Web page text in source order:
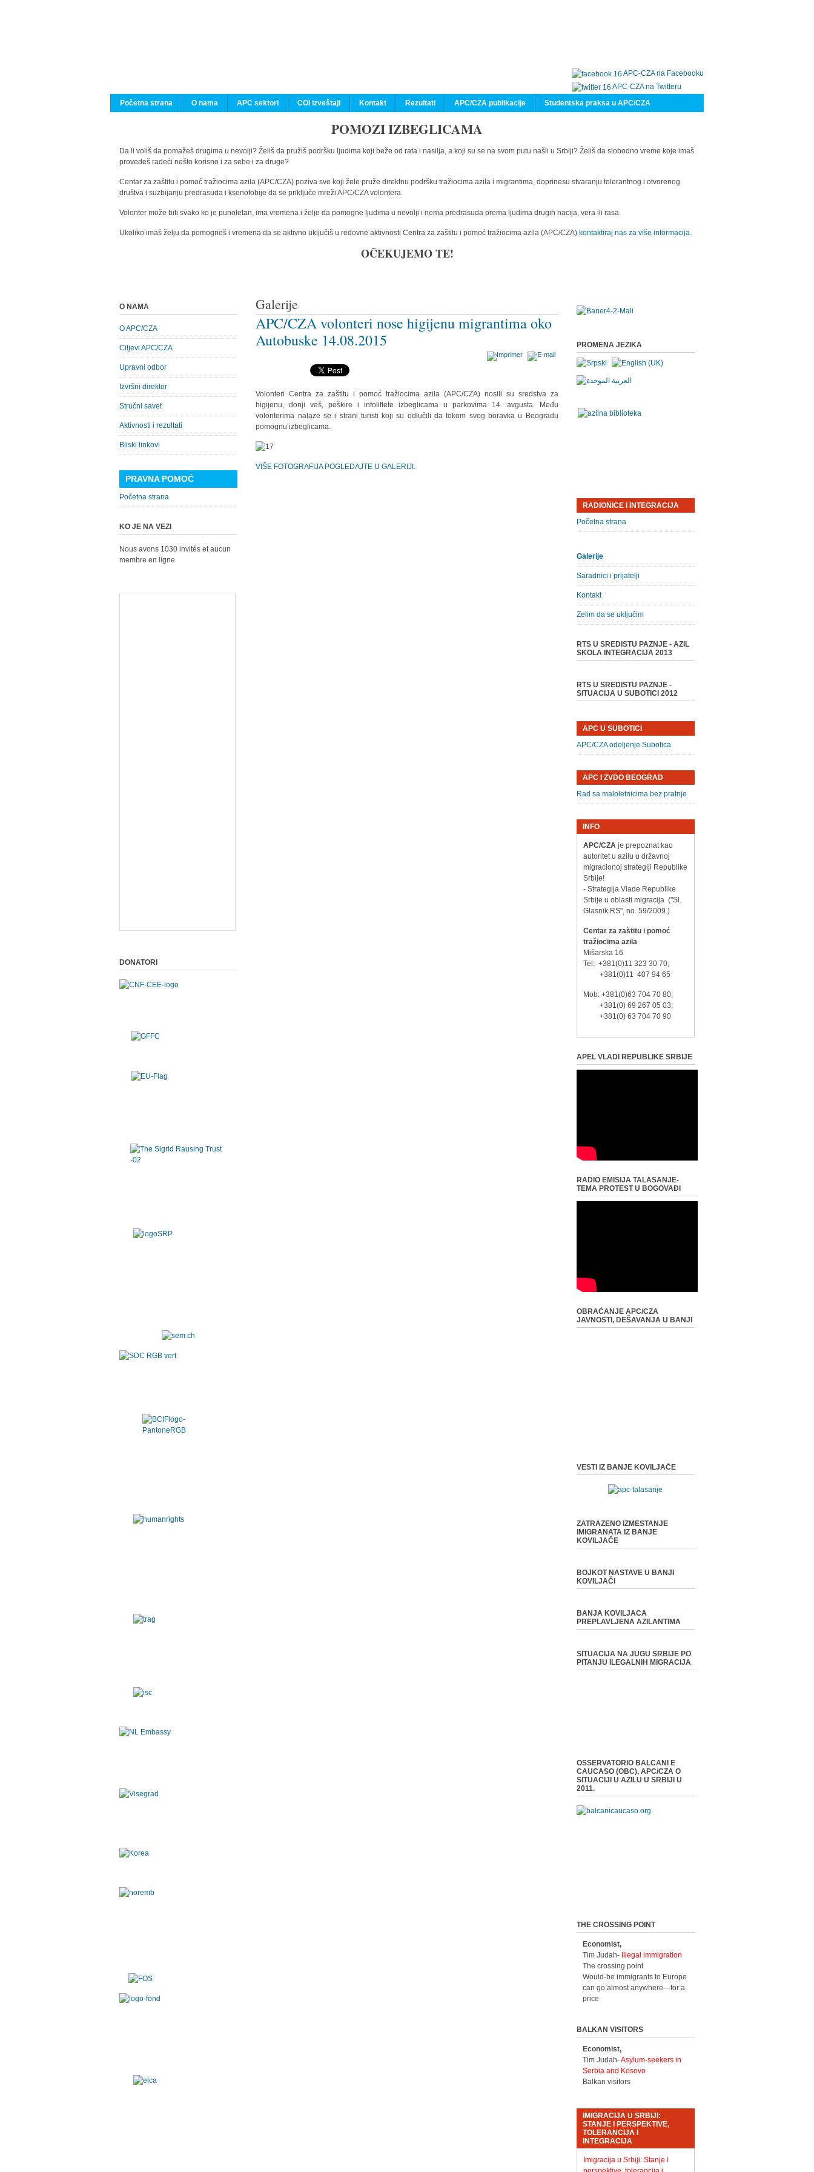
APC-CZA na Facebooku
APC-CZA na Twitteru
Početna strana
O nama APC sektori COI izveštaji Kontakt Rezultati APC/CZA publikacije Studentska praksa u APC/CZA
POMOZI IZBEGLICAMA
Da li voliš da pomažeš drugima u nevolji? Želiš da pružiš podršku ljudima koji beže od rata i nasilja, a koji su se na svom putu našli u Srbiji? Želiš da slobodno vreme koje imaš
provedeš radeći nešto korisno i za sebe i za druge?
Centar za zaštitu i pomoć tražiocima azila (APC/CZA) poziva sve koji žele pruže direktnu podršku tražiocima azila i migrantima, doprinesu stvaranju tolerantnog i otvorenog
društva i suzbijanju predrasuda i ksenofobije da se priključe mreži APC/CZA volontera.
Volonter može biti svako ko je punoletan, ima vremena i želje da pomogne ljudima u nevolji i nema predrasuda prema ljudima drugih nacija, vera ili rasa.
Ukoliko imaš želju da pomogneš i vremena da se aktivno uključiš u redovne aktivnosti Centra za zaštitu i pomoć tražiocima azila (APC/CZA) kontaktiraj nas za više informacija.
OČEKUJEMO TE!
Galerije
APC/CZA volonteri nose higijenu migrantima oko
Autobuske 14.08.2015
Volonteri Centra za zaštitu i pomoć tražiocima azila (APC/CZA) nosili su sredstva za
higijenu, donji veš, peškire i infoliflete izbeglicama u parkovima 14. avgusta. Među
volonterima nalaze se i strani turisti koji su odlučili da tokom svog boravka u Beogradu
pomognu izbeglicama.
VIŠE FOTOGRAFIJA POGLEDAJTE U GALERIJI.
O NAMA
O APC/CZA
Ciljevi APC/CZA
Upravni odbor
Izvršni direktor
Stručni savet
Aktivnosti i rezultati
Bliski linkovi
PRAVNA POMOĆ
Početna strana
KO JE NA VEZI
Nous avons 1030 invités et aucun
membre en ligne
DONATORI
PROMENA JEZIKA
RADIONICE I INTEGRACIJA
Početna strana
Galerije
Saradnici i prijatelji
Kontakt
Zelim da se uključim
RTS U SREDISTU PAZNJE - AZIL
SKOLA INTEGRACIJA 2013
RTS U SREDISTU PAZNJE -
SITUACIJA U SUBOTICI 2012
APC U SUBOTICI
APC/CZA odeljenje Subotica
APC I ZVDO BEOGRAD
Rad sa maloletnicima bez pratnje
INFO
APC/CZAje prepoznat kao
autoritet u azilu u državnoj
migracionoj strategiji Republike
Srbije!
- Strategija Vlade Republike
Srbije u oblasti migracija ("Sl.
Glasnik RS", no. 59/2009.)
Centar za zaštitu i pomoć
tražiocima azila
Mišarska 16
Tel: +381(0)11 323 30 70;
+381(0)11 407 94 65
Mob: +381(0)63 704 70 80;
+381(0) 69 267 05 03;
+381(0) 63 704 70 90
APEL VLADI REPUBLIKE SRBIJE
RADIO EMISIJA TALASANJE-
TEMA PROTEST U BOGOVAĐI
OBRAĆANJE APC/CZA
JAVNOSTI, DEŠAVANJA U BANJI
VESTI IZ BANJE KOVILJAČE
ZATRAZENO IZMESTANJE
IMIGRANATA IZ BANJE
KOVILJAČE
BOJKOT NASTAVE U BANJI
KOVILJAČI
BANJA KOVILJACA
PREPLAVLJENA AZILANTIMA
SITUACIJA NA JUGU SRBIJE PO
PITANJU ILEGALNIH MIGRACIJA
OSSERVATORIO BALCANI E
CAUCASO (OBC), APC/CZA O
SITUACIJI U AZILU U SRBIJI U
2011.
THE CROSSING POINT
Economist,
Tim Judah-
Illegal immigration
The crossing point
Would-be immigrants to Europe
can go almost anywhere—for a
price
BALKAN VISITORS
Economist,
Tim Judah-Asylum-seekers in
Serbia and Kosovo
Balkan visitors
IMIGRACIJA U SRBIJI:
STANJE I PERSPEKTIVE,
TOLERANCIJA I
INTEGRACIJA
Imigracija u Srbiji: Stanje i